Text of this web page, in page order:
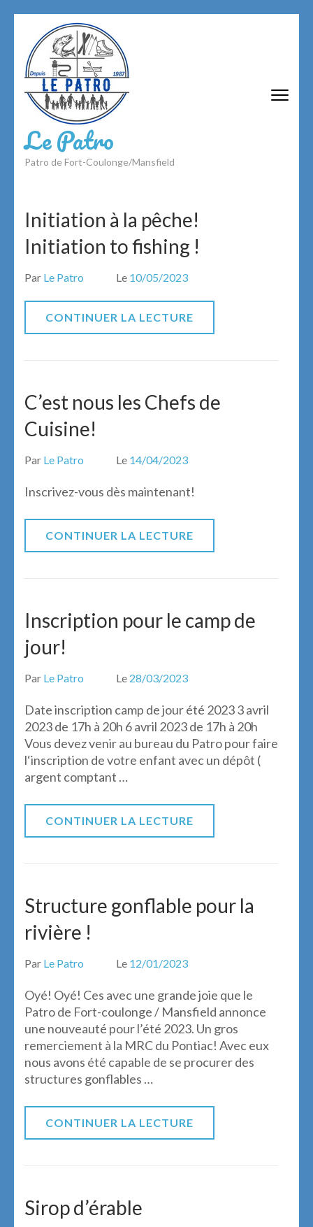
contenu
(Pressez
Entrée)
Le Patro
Patro de Fort-Coulonge/Mansfield
Initiation à la pêche!
Initiation to fishing !
Par Le Patro Le 10/05/2023
CONTINUER LA LECTURE
C’est nous les Chefs de
Cuisine!
Par Le Patro Le 14/04/2023
Inscrivez-vous dès maintenant!
CONTINUER LA LECTURE
Inscription pour le camp de
jour!
Par Le Patro Le 28/03/2023
Date inscription camp de jour été 2023 3 avril
2023 de 17h à 20h 6 avril 2023 de 17h à 20h
Vous devez venir au bureau du Patro pour faire
l‘inscription de votre enfant avec un dépôt (
argent comptant …
CONTINUER LA LECTURE
Structure gonflable pour la
rivière !
Par Le Patro Le 12/01/2023
Oyé! Oyé! Ces avec une grande joie que le
Patro de Fort-coulonge / Mansfield annonce
une nouveauté pour l’été 2023. Un gros
remerciement à la MRC du Pontiac! Avec eux
nous avons été capable de se procurer des
structures gonflables …
CONTINUER LA LECTURE
Sirop d’érable